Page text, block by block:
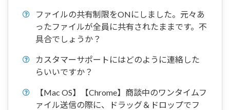
ファイルの共有制限をONにしました。元々あ
ったファイルが全員に共有されたままです。不
具合でしょうか？
カスタマーサポートにはどのように連絡した
らいいですか？
【Mac OS】【Chrome】商談中のワンタイムフ
ァイル送信の際に、ドラッグ＆ドロップでフ